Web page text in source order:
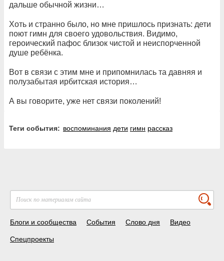
дальше обычной жизни…
Хоть и странно было, но мне пришлось признать: дети
поют гимн для своего удовольствия. Видимо,
героический пафос близок чистой и неиспорченной
душе ребёнка.
Вот в связи с этим мне и припомнилась та давняя и
полузабытая ирбитская история…
А вы говорите, уже нет связи поколений!
Теги события: воспоминания дети гимн рассказ
Блоги и сообщества События Слово дня Видео
Спецпроекты